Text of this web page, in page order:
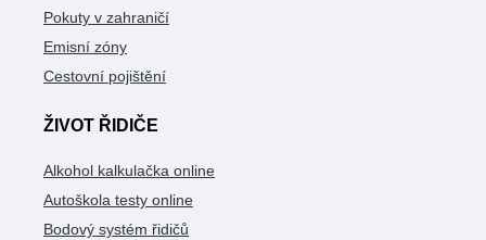
Pokuty v zahraničí
Emisní zóny
Cestovní pojištění
ŽIVOT ŘIDIČE
Alkohol kalkulačka online
Autoškola testy online
Bodový systém řidičů